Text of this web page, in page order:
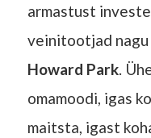
armastust
veinitootjad nagu
Howard Park.
omamoodi, igas
maitsta, igast